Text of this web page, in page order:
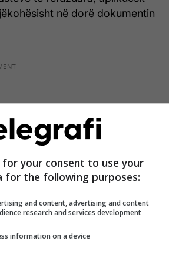
në dorë dokumentin
për regjistrim të votuesve
for your consent to use your
for the following purposes:
and content, advertising and content
research and services development
information on a device